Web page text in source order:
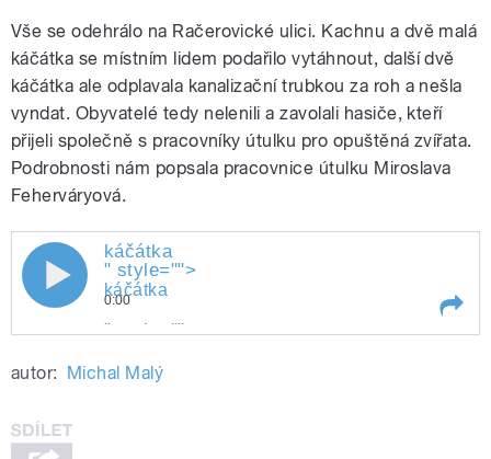
Vše se odehrálo na Račerovické ulici. Kachnu a dvě malá
káčátka se místním lidem podařilo vytáhnout, další dvě
káčátka ale odplavala kanalizační trubkou za roh a nešla
vyndat. Obyvatelé tedy nelenili a zavolali hasiče, kteří
přijeli společně s pracovníky útulku pro opuštěná zvířata.
Podrobnosti nám popsala pracovnice útulku Miroslava
Feherváryová.
káčátka
" style="">
káčátka
" style="">
0:00
autor: Michal Malý